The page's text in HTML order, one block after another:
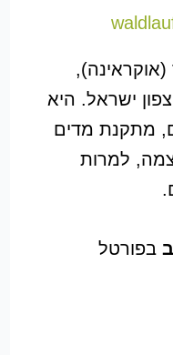
(אוקראינה),
ישראל. היא
מתקנת מדים
למרות
בפורטל